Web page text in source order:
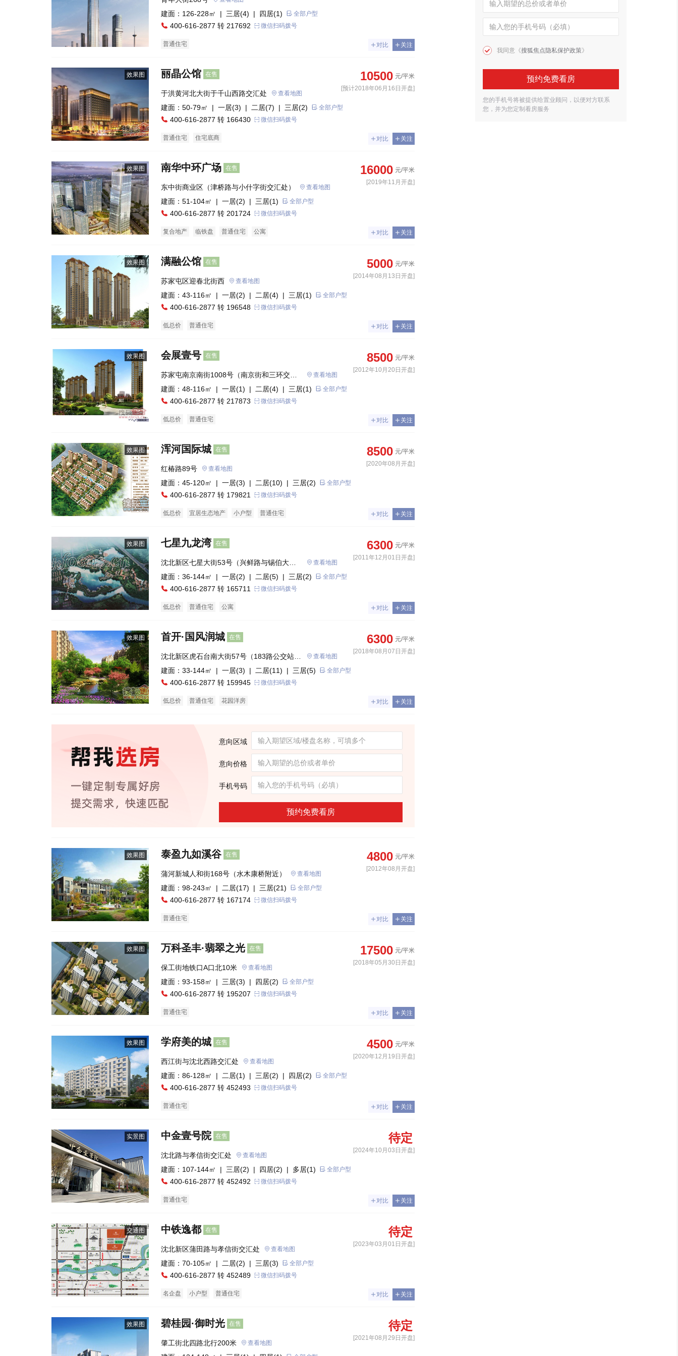
建面：126-228㎡ | 三居(4) | 四居(1) 全部户型
400-616-2877 转 217692 微信扫码拨号
普通住宅 对比 关注
效果图 丽晶公馆 在售 10500 元/平米
[预计2018年06月16日开盘]
于洪黄河北大街于千山西路交汇处 查看地图
建面：50-79㎡ | 一居(3) | 二居(7) | 三居(2) 全部户型
400-616-2877 转 166430 微信扫码拨号
普通住宅 住宅底商 对比 关注
效果图 南华中环广场 在售 16000 元/平米
[2019年11月开盘]
东中街商业区（津桥路与小什字街交汇处） 查看地图
建面：51-104㎡ | 一居(2) | 三居(1) 全部户型
400-616-2877 转 201724 微信扫码拨号
复合地产 临铁盘 普通住宅 公寓 对比 关注
效果图 满融公馆 在售 5000 元/平米
[2014年08月13日开盘]
苏家屯区迎春北街西 查看地图
建面：43-116㎡ | 一居(2) | 二居(4) | 三居(1) 全部户型
400-616-2877 转 196548 微信扫码拨号
低总价 普通住宅 对比 关注
效果图 会展壹号 在售 8500 元/平米
[2012年10月20日开盘]
苏家屯南京南街1008号（南京街和三环交汇
处）
查看地图
建面：48-116㎡ | 一居(1) | 二居(4) | 三居(1) 全部户型
400-616-2877 转 217873 微信扫码拨号
低总价 普通住宅 对比 关注
效果图 浑河国际城 在售 8500 元/平米
[2020年08月开盘]
红椿路89号 查看地图
建面：45-120㎡ | 一居(3) | 二居(10) | 三居(2) 全部户型
400-616-2877 转 179821 微信扫码拨号
低总价 宜居生态地产 小户型 普通住宅 对比 关注
效果图 七星九龙湾 在售 6300 元/平米
[2011年12月01日开盘]
沈北新区七星大街53号（兴鲜路与锡伯大街
交汇处北侧）
查看地图
建面：36-144㎡ | 一居(2) | 二居(5) | 三居(2) 全部户型
400-616-2877 转 165711 微信扫码拨号
低总价 普通住宅 公寓 对比 关注
效果图 首开·国风润城 在售 6300 元/平米
[2018年08月07日开盘]
沈北新区虎石台南大街57号（183路公交站
点）
查看地图
建面：33-144㎡ | 一居(3) | 二居(11) | 三居(5) 全部户型
400-616-2877 转 159945 微信扫码拨号
低总价 普通住宅 花园洋房 对比 关注
意向区域
意向价格
手机号码
预约免费看房
效果图 泰盈九如溪谷 在售 4800 元/平米
[2012年08月开盘]
蒲河新城人和街168号（水木康桥附近） 查看地图
建面：98-243㎡ | 二居(17) | 三居(21) 全部户型
400-616-2877 转 167174 微信扫码拨号
普通住宅 对比 关注
效果图 万科圣丰·翡翠之光 在售 17500 元/平米
[2018年05月30日开盘]
保工街地铁口A口北10米 查看地图
建面：93-158㎡ | 三居(3) | 四居(2) 全部户型
400-616-2877 转 195207 微信扫码拨号
普通住宅 对比 关注
效果图 学府美的城 在售 4500 元/平米
[2020年12月19日开盘]
西江街与沈北西路交汇处 查看地图
建面：86-128㎡ | 二居(1) | 三居(2) | 四居(2) 全部户型
400-616-2877 转 452493 微信扫码拨号
普通住宅 对比 关注
实景图 中金壹号院 在售 待定
[2024年10月03日开盘]
沈北路与孝信街交汇处 查看地图
建面：107-144㎡ | 三居(2) | 四居(2) | 多居(1) 全部户型
400-616-2877 转 452492 微信扫码拨号
普通住宅 对比 关注
交通图 中铁逸都 在售 待定
[2023年03月01日开盘]
沈北新区蒲田路与孝信街交汇处 查看地图
建面：70-105㎡ | 二居(2) | 三居(3) 全部户型
400-616-2877 转 452489 微信扫码拨号
名企盘 小户型 普通住宅 对比 关注
效果图 碧桂园·御时光 在售 待定
[2021年08月29日开盘]
肇工街北四路北行200米 查看地图
我同意《搜狐焦点隐私保护政策》
预约免费看房
您的手机号将被提供给置业顾问，以便对方联系
您，并为您定制看房服务